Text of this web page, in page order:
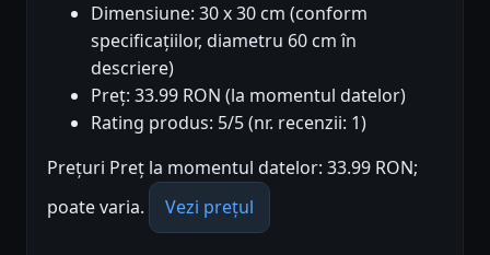
Dimensiune: 30 x 30 cm (conform
specificațiilor, diametru 60 cm în
descriere)
Preț: 33.99 RON (la momentul datelor)
Rating produs: 5/5 (nr. recenzii: 1)
Prețuri Preț la momentul datelor: 33.99 RON;
poate varia.
Vezi prețul